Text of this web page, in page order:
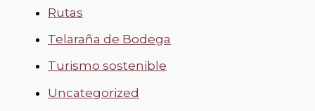
Rutas
Telaraña de Bodega
Turismo sostenible
Uncategorized